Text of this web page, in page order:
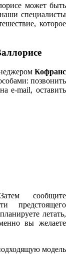
может быть
специалисты
которое
Кофранс
позвонить
e-mail, оставить
Затем сообщите
предстоящего
летать,
вы желаете
модель